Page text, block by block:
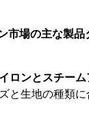
市場の主な製品
ロンとスチー
と生地の種類